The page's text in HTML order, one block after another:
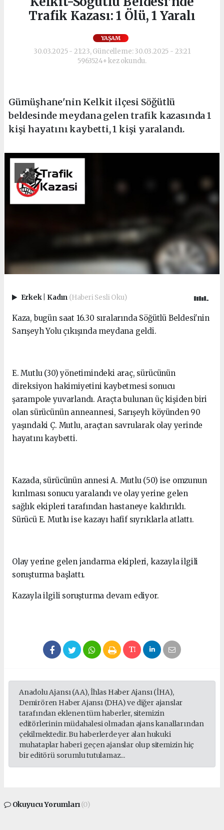
Trafik Kazası: 1 Ölü, 1 Yaralı
YAŞAM
30.03.2025 - 21:23, Güncelleme: 30.03.2025 - 23:21
5963524+ kez okundu.
Gümüşhane'nin Kelkit ilçesi Söğütlü
beldesinde meydana gelen trafik kazasında 1
kişi hayatını kaybetti, 1 kişi yaralandı.
Erkek Kadın (Haberi Sesli Oku)
Kaza, bugün saat 16.30 sıralarında Söğütlü Beldesi'nin
Sarışeyh Yolu çıkışında meydana geldi.
E. Mutlu (30) yönetimindeki araç, sürücünün
direksiyon hakimiyetini kaybetmesi sonucu
şarampole yuvarlandı. Araçta bulunan üç kişiden biri
olan sürücünün anneannesi, Sarışeyh köyünden 90
yaşındaki Ç. Mutlu, araçtan savrularak olay yerinde
hayatını kaybetti.
Kazada, sürücünün annesi A. Mutlu (50) ise omzunun
kırılması sonucu yaralandı ve olay yerine gelen
sağlık ekipleri tarafından hastaneye kaldırıldı.
Sürücü E. Mutlu ise kazayı hafif sıyrıklarla atlattı.
Olay yerine gelen jandarma ekipleri, kazayla ilgili
soruşturma başlattı.
Kazayla ilgili soruşturma devam ediyor.
Anadolu Ajansı (AA), İhlas Haber Ajansı (İHA),
Demirören Haber Ajansı (DHA) ve diğer ajanslar
tarafından eklenen tüm haberler, sitemizin
editörlerinin müdahalesi olmadan ajans kanallarından
çekilmektedir. Bu haberlerde yer alan hukuki
muhataplar haberi geçen ajanslar olup sitemizin hiç
bir editörü sorumlu tutulamaz...
Okuyucu Yorumları(0)